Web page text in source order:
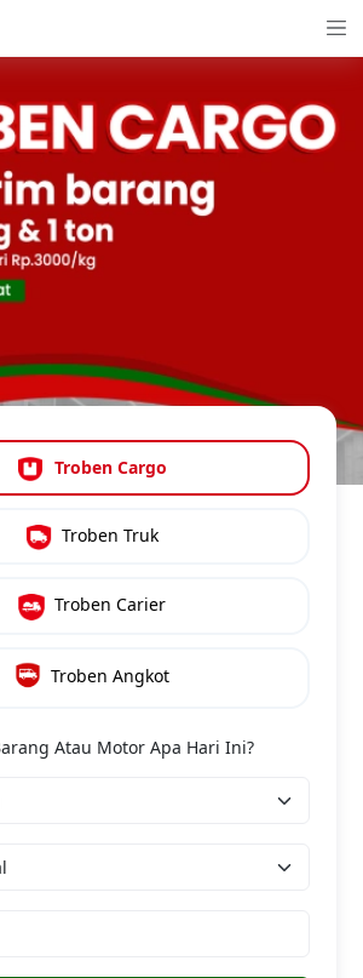
Troben Cargo
Troben Truk
Troben Carier
Troben Angkot
Atau Motor Apa Hari Ini?